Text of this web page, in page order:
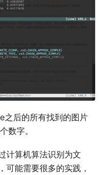
之后的所有找到的图片
数字。
计算机算法识别为文
可能需要很多的实践，